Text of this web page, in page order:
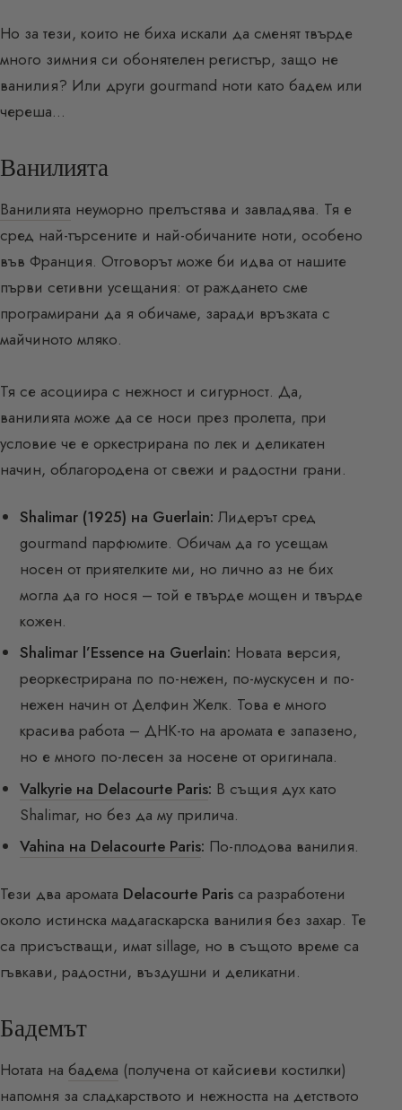
Но за тези, които не биха искали да сменят твърде
много зимния си обонятелен регистър, защо не
ванилия? Или други gourmand ноти като бадем или
череша…
Ванилията
Ванилията неуморно прелъстява и завладява. Тя е
сред най-търсените и най-обичаните ноти, особено
във Франция. Отговорът може би идва от нашите
първи сетивни усещания: от раждането сме
програмирани да я обичаме, заради връзката с
майчиното мляко.
Тя се асоциира с нежност и сигурност. Да,
ванилията може да се носи през пролетта, при
условие че е оркестрирана по лек и деликатен
начин, облагородена от свежи и радостни грани.
Shalimar (1925) на Guerlain: Лидерът сред
gourmand парфюмите. Обичам да го усещам
носен от приятелките ми, но лично аз не бих
могла да го нося – той е твърде мощен и твърде
кожен.
Shalimar l’Essence на Guerlain: Новата версия,
реоркестрирана по по-нежен, по-мускусен и по-
нежен начин от Делфин Желк. Това е много
красива работа – ДНК-то на аромата е запазено,
но е много по-лесен за носене от оригинала.
Valkyrie на Delacourte Paris: В същия дух като
Shalimar, но без да му прилича.
Vahina на Delacourte Paris: По-плодова ванилия.
Тези два аромата Delacourte Paris са разработени
около истинска мадагаскарска ванилия без захар. Те
са присъстващи, имат sillage, но в същото време са
гъвкави, радостни, въздушни и деликатни.
Бадемът
Нотата на бадема (получена от кайсиеви костилки)
напомня за сладкарството и нежността на детството